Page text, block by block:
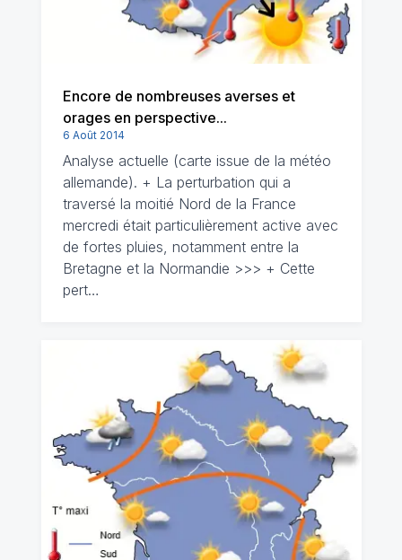
Encore de nombreuses averses et
orages en perspective...
6 Août 2014
Analyse actuelle (carte issue de la météo
allemande). + La perturbation qui a
traversé la moitié Nord de la France
mercredi était particulièrement active avec
de fortes pluies, notamment entre la
Bretagne et la Normandie >>> + Cette
pert…